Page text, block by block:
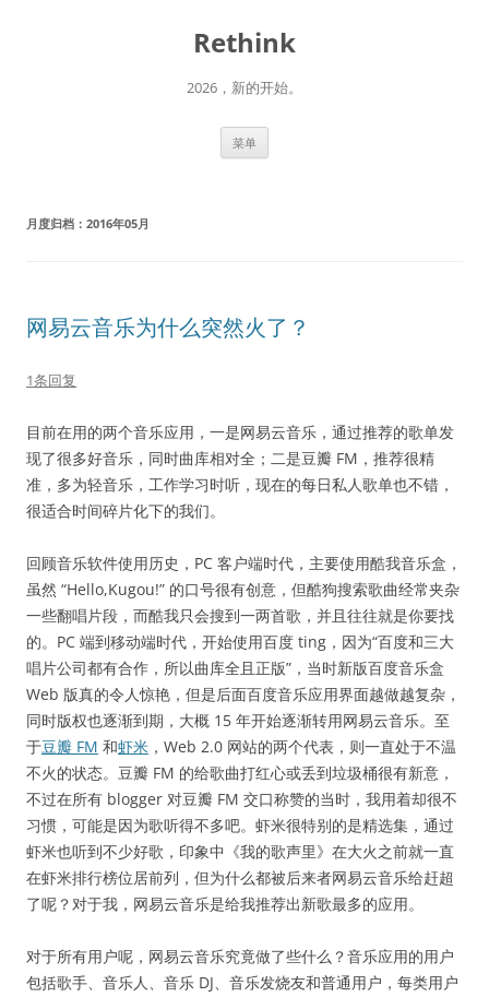
Rethink
2026，新的开始。
菜单
月度归档： 2016年05月
网易云音乐为什么突然火了？
1条回复
目前在用的两个音乐应用，一是网易云音乐，通过推荐的歌单发
现了很多好音乐，同时曲库相对全；二是豆瓣 FM，推荐很精
准，多为轻音乐，工作学习时听，现在的每日私人歌单也不错，
很适合时间碎片化下的我们。
回顾音乐软件使用历史，PC 客户端时代，主要使用酷我音乐盒，
虽然 “Hello,Kugou!” 的口号很有创意，但酷狗搜索歌曲经常夹杂
一些翻唱片段，而酷我只会搜到一两首歌，并且往往就是你要找
的。PC 端到移动端时代，开始使用百度 ting，因为“百度和三大
唱片公司都有合作，所以曲库全且正版”，当时新版百度音乐盒
Web 版真的令人惊艳，但是后面百度音乐应用界面越做越复杂，
同时版权也逐渐到期，大概 15 年开始逐渐转用网易云音乐。至
于豆瓣 FM 和虾米 ，Web 2.0 网站的两个代表，则一直处于不温
不火的状态。豆瓣 FM 的给歌曲打红心或丢到垃圾桶很有新意，
不过在所有 blogger 对豆瓣 FM 交口称赞的当时，我用着却很不
习惯，可能是因为歌听得不多吧。虾米很特别的是精选集，通过
虾米也听到不少好歌，印象中《我的歌声里》在大火之前就一直
在虾米排行榜位居前列，但为什么都被后来者网易云音乐给赶超
了呢？对于我，网易云音乐是给我推荐出新歌最多的应用。
对于所有用户呢，网易云音乐究竟做了些什么？音乐应用的用户
包括歌手、音乐人、音乐 DJ、音乐发烧友和普通用户，每类用户